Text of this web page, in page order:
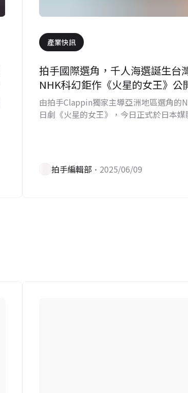
產業快訊
拍手國際選角，千人海選誕生
NHK科幻鉅作《火星的女王》公
由拍手Clappin獨家主導亞洲地區選角的
日劇《火星的女王》，今日正式於日本
拍手編輯部 •2025/06/09